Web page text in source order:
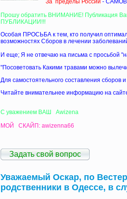
За пределы России -
Прошу обратить ВНИМАНИЕ!
ПУБЛИКАЦИИ!!!
Особая ПРОСЬБА к тем, кто получил
возможностях Сборов в лечении
И еще; Я не отвечаю на письма с просьбой
"Посоветовать Какими травами можно
Для самостоятельного составления сборов
Читайте внимательнее информацию на
С уважением ВАШ Awizena
МОЙ СКАЙП: awizenna66
Задать свой вопрос
Уважаемый Оскар, по
родственники в Одессе, в